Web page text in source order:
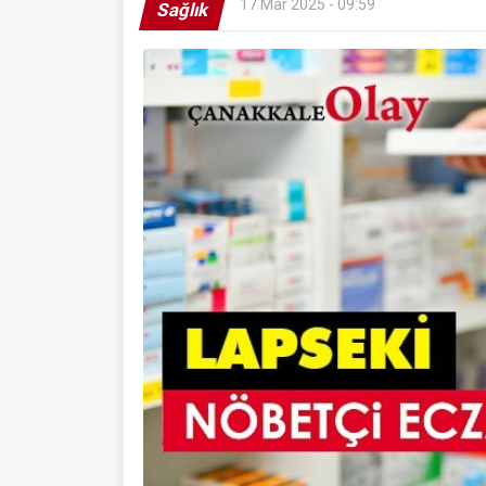
Sağlık 17 Mar 2025 - 09:59